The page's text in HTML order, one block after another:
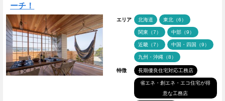
ーチ！
エリア 北海道 東北（6）
関東（7） 中部（9）
近畿（7） 中国・四国（9）
九州・沖縄（8）
特徴 長期優良住宅対応工務店
省エネ・創エネ・エコ住宅が得
意な工務店